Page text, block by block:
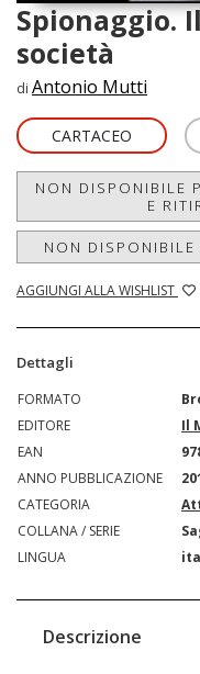
Spionaggio.
società
di Antonio Mutti
CARTACEO
NON DISPONIBILE
E
NON
AGGIUNGI ALLA WISHLIST
Dettagli
FORMATO
EDITORE
Il
EAN
ANNO PUBBLICAZIONE
CATEGORIA
COLLANA / SERIE
LINGUA
ita
Descrizione